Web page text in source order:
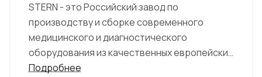
STERN - это Российский завод по
производству и сборке современного
медицинского и диагностического
оборудования из качественных европейских
комплектующих. Партнер и резидент Фонда
Подробнее